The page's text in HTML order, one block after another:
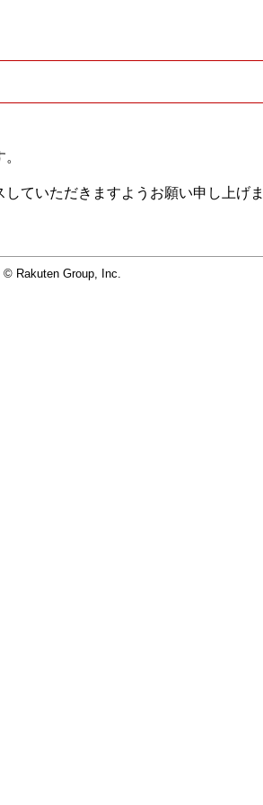
ていただきますようお願い申し上げ
© Rakuten Group, Inc.